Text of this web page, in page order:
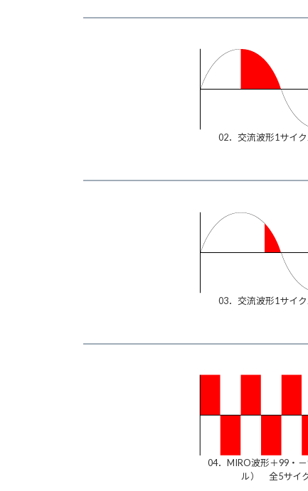
02．交流波形1サイ
03．交流波形1サイ
04．MIRO波形＋99・
ル） 全5サイ